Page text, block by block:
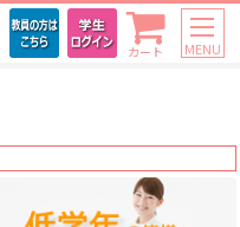
カート MENU